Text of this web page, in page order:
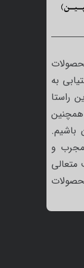
به
راستا
باشیم.
مجرب و
متعالی